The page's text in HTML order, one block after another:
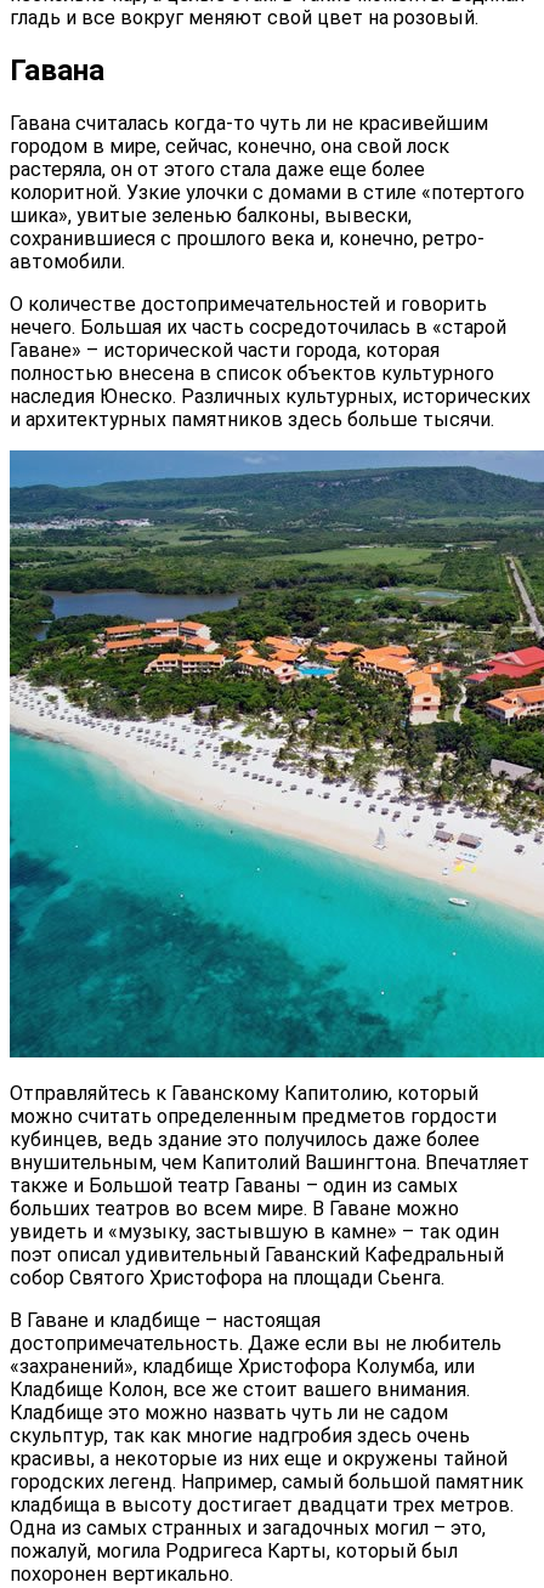
гладь и все вокруг меняют свой цвет на розовый.
Гавана
Гавана считалась когда-то чуть ли не красивейшим
городом в мире, сейчас, конечно, она свой лоск
растеряла, он от этого стала даже еще более
колоритной. Узкие улочки с домами в стиле «потертого
шика», увитые зеленью балконы, вывески,
сохранившиеся с прошлого века и, конечно, ретро-
автомобили.
О количестве достопримечательностей и говорить
нечего. Большая их часть сосредоточилась в «старой
Гаване» – исторической части города, которая
полностью внесена в список объектов культурного
наследия Юнеско. Различных культурных, исторических
и архитектурных памятников здесь больше тысячи.
Отправляйтесь к Гаванскому Капитолию, который
можно считать определенным предметов гордости
кубинцев, ведь здание это получилось даже более
внушительным, чем Капитолий Вашингтона. Впечатляет
также и Большой театр Гаваны – один из самых
больших театров во всем мире. В Гаване можно
увидеть и «музыку, застывшую в камне» – так один
поэт описал удивительный Гаванский Кафедральный
собор Святого Христофора на площади Сьенга.
В Гаване и кладбище – настоящая
достопримечательность. Даже если вы не любитель
«захранений», кладбище Христофора Колумба, или
Кладбище Колон, все же стоит вашего внимания.
Кладбище это можно назвать чуть ли не садом
скульптур, так как многие надгробия здесь очень
красивы, а некоторые из них еще и окружены тайной
городских легенд. Например, самый большой памятник
кладбища в высоту достигает двадцати трех метров.
Одна из самых странных и загадочных могил – это,
пожалуй, могила Родригеса Карты, который был
похоронен вертикально.